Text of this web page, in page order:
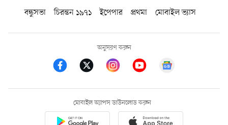
বন্ধুসভা
চিরন্তন ১৯৭১ ইপেপার প্রথমা মোবাইল ভ্যাস
অনুসরণ করুন
মোবাইল অ্যাপস ডাউনলোড করুন